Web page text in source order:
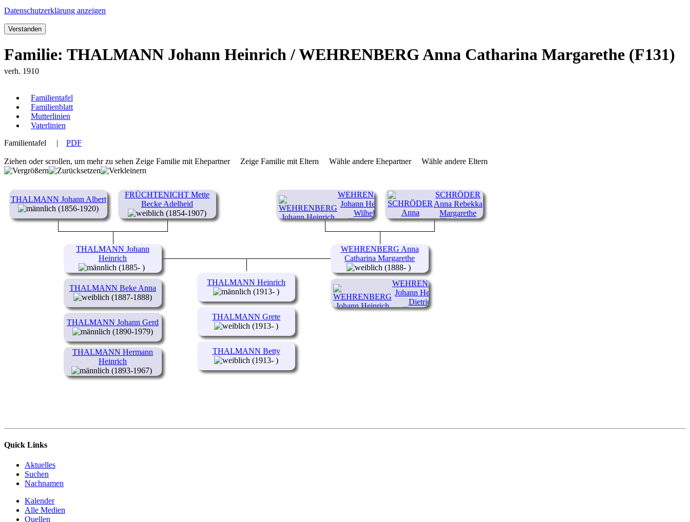
Datenschutzerklärung anzeigen
Verstanden
Familie: THALMANN Johann Heinrich / WEHRENBERG Anna Catharina Margarethe (F131)
verh. 1910
Familientafel
Familienblatt
Mutterlinien
Vaterlinien
Familientafel
| PDF
Ziehen oder scrollen, um mehr zu sehen Zeige Familie mit Ehepartner Zeige Familie mit Eltern Wähle andere Ehepartner Wähle andere Eltern
THALMANN Johann Albert
(1856-1920)
FRÜCHTENICHT Mette
Becke Adelheid
(1854-1907)
THALMANN Beke Anna
(1887-1888)
THALMANN Johann Gerd
(1890-1979)
THALMANN Hermann
Heinrich
(1893-1967)
WEHRENBERG
Johann Heinrich
Wilhelm
(1858-1901)
SCHRÖDER
Anna Rebekka
Margarethe
WEHRENBERG
Johann Heinrich
Dietrich
THALMANN Johann
Heinrich
(1885- )
WEHRENBERG Anna
Catharina Margarethe
(1888- )
THALMANN Heinrich
(1913- )
THALMANN Grete
(1913- )
THALMANN Betty
(1913- )
Quick Links
Aktuelles
Suchen
Nachnamen
Kalender
Alle Medien
Quellen